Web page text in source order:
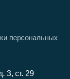
персональных
3, ст. 29